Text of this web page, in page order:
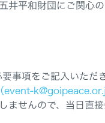
井平和財団にご関心
要事項をご記入いただ
event-
ませんので、当日直接